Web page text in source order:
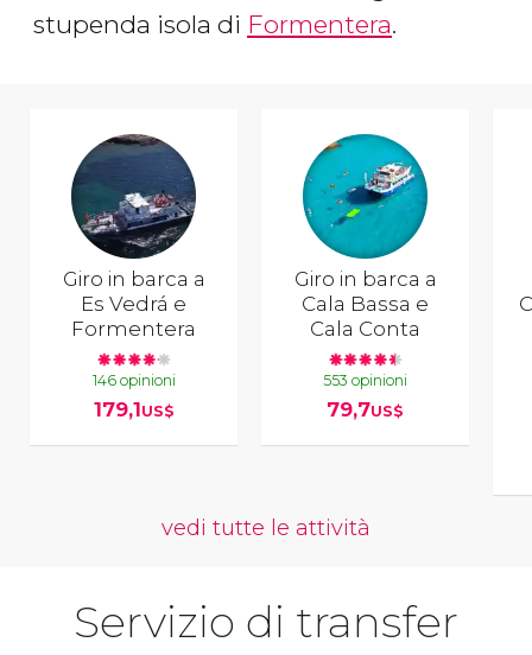
stupenda isola di Formentera.
Giro in barca a
Es Vedrá e
Formentera
146 opinioni
179,1US$
Giro in barca a
Cala Bassa e
Cala Conta
553 opinioni
79,7US$
vedi tutte le attività
Servizio di transfer